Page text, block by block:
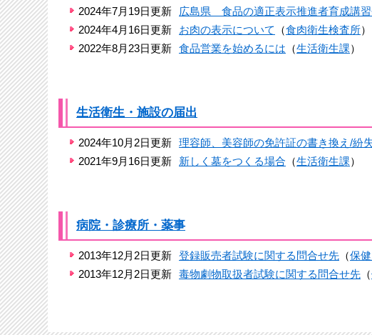
2024年7月19日更新
広島県 食品の適正表示推進者育成講習
2024年4月16日更新
お肉の表示について （食肉衛生検査所）
2022年8月23日更新 食品営業を始めるには （生活衛生課）
生活衛生・施設の届出
2024年10月2日更新 理容師、美容師の免許証の書き換え/紛
2021年9月16日更新
新しく墓をつくる場合 （生活衛生課）
病院・診療所・薬事
2013年12月2日更新 登録販売者試験に関する問合せ先 （保
2013年12月2日更新 毒物劇物取扱者試験に関する問合せ先 （